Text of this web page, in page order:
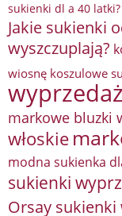
sukienki dl a 40
Jakie sukienki
wyszczuplają?
wiosnę koszulowe
markowe bluzki
włoskie
modna sukienka
sukienki
Orsay sukienki